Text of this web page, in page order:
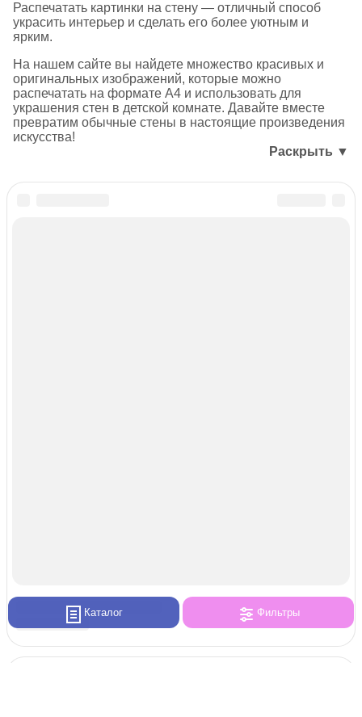
Распечатать картинки на стену — отличный способ
украсить интерьер и сделать его более уютным и
ярким.
На нашем сайте вы найдете множество красивых и
оригинальных изображений, которые можно
распечатать на формате А4 и использовать для
украшения стен в детской комнате. Давайте вместе
превратим обычные стены в настоящие произведения
искусства!
Раскрыть ▼
Каталог Фильтры